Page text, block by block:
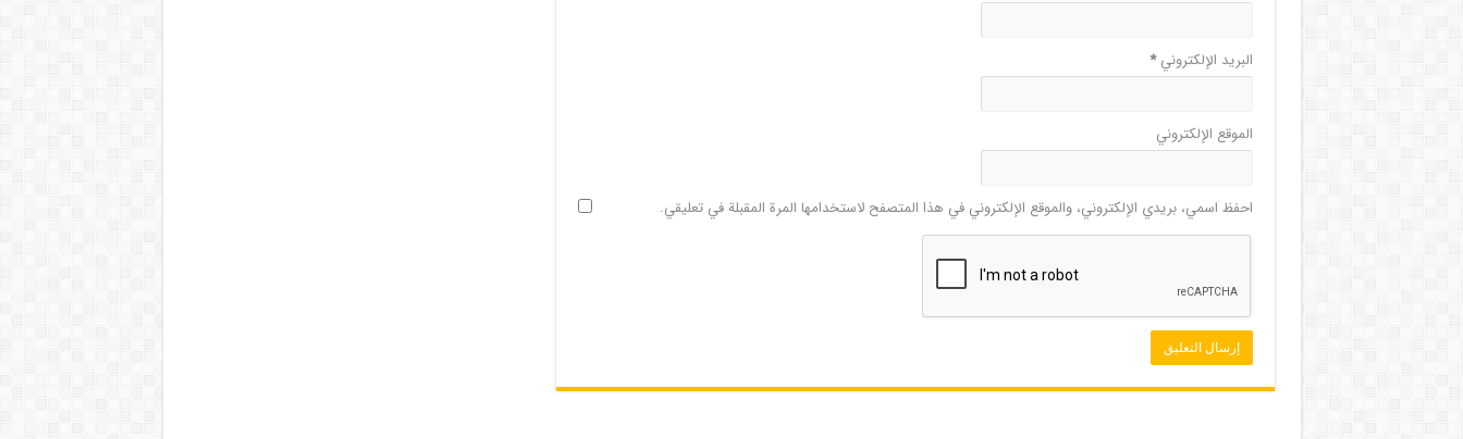
البريد الإلكتروني*
الموقع الإلكتروني
احفظ اسمي، بريدي الإلكتروني، والموقع الإلكتروني في هذا المتصفح لاستخدامها المرة المقبلة في تعليقي.